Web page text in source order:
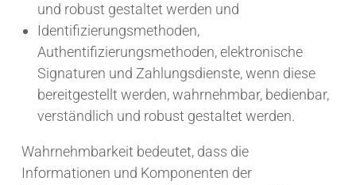
und robust gestaltet werden und
Identifizierungsmethoden,
Authentifizierungsmethoden, elektronische
Signaturen und Zahlungsdienste, wenn diese
bereitgestellt werden, wahrnehmbar, bedienbar,
verständlich und robust gestaltet werden.
Wahrnehmbarkeit bedeutet, dass die
Informationen und Komponenten der